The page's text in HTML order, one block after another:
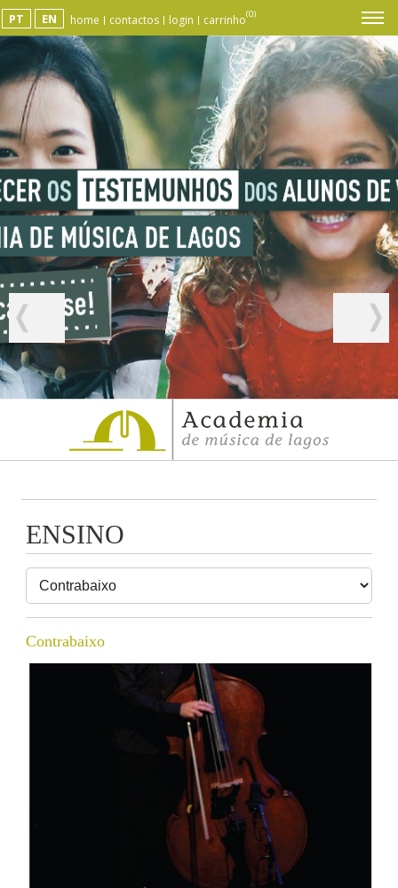
PT EN home contactos login carrinho(0)
ENSINO
Contrabaixo